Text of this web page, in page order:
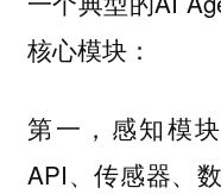
核心模块：
第一，感知模块
API、传感器、